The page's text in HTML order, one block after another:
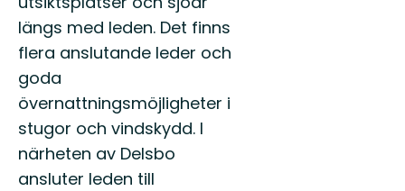
längs med leden. Det finns
flera anslutande leder och
goda
övernattningsmöjligheter i
stugor och vindskydd. I
närheten av Delsbo
ansluter leden till